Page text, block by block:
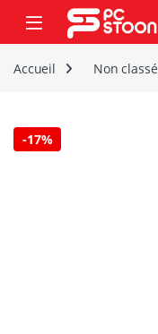
Skip to navigation
Skip to content
Accueil Non classé
-17%